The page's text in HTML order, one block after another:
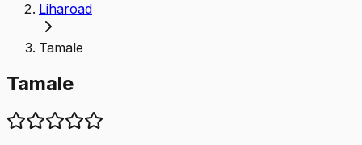
Liharoad
Tamale
Tamale